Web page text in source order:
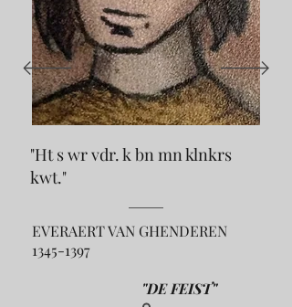
"Ht s wr vdr. k bn mn klnkrs
kwt."
EVERAERT VAN GHENDEREN
1345-1397
"DE FEIST"